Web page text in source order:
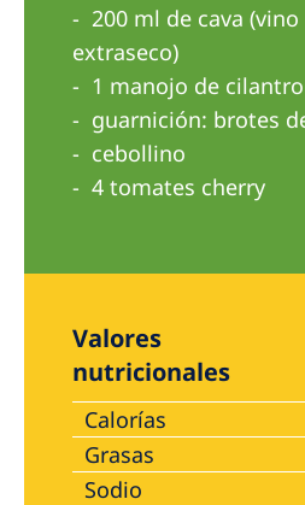
NephroCare
Global Website
200 ml de cava
extraseco)
1 manojo de cilantro
guarnición: brotes
cebollino
4 tomates cherry
Valores
nutricionales
Calorías
Grasas
Sodio